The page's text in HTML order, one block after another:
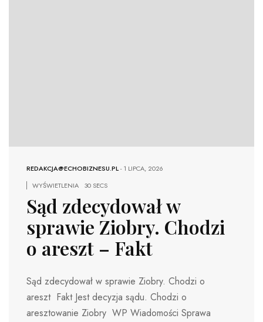
REDAKCJA@ECHOBIZNESU.PL-1 LIPCA, 2026
WYŚWIETLENIA
30 SECS
Sąd zdecydował w
sprawie Ziobry. Chodzi
o areszt – Fakt
Sąd zdecydował w sprawie Ziobry. Chodzi o
areszt Fakt Jest decyzja sądu. Chodzi o
aresztowanie Ziobry WP Wiadomości Sprawa